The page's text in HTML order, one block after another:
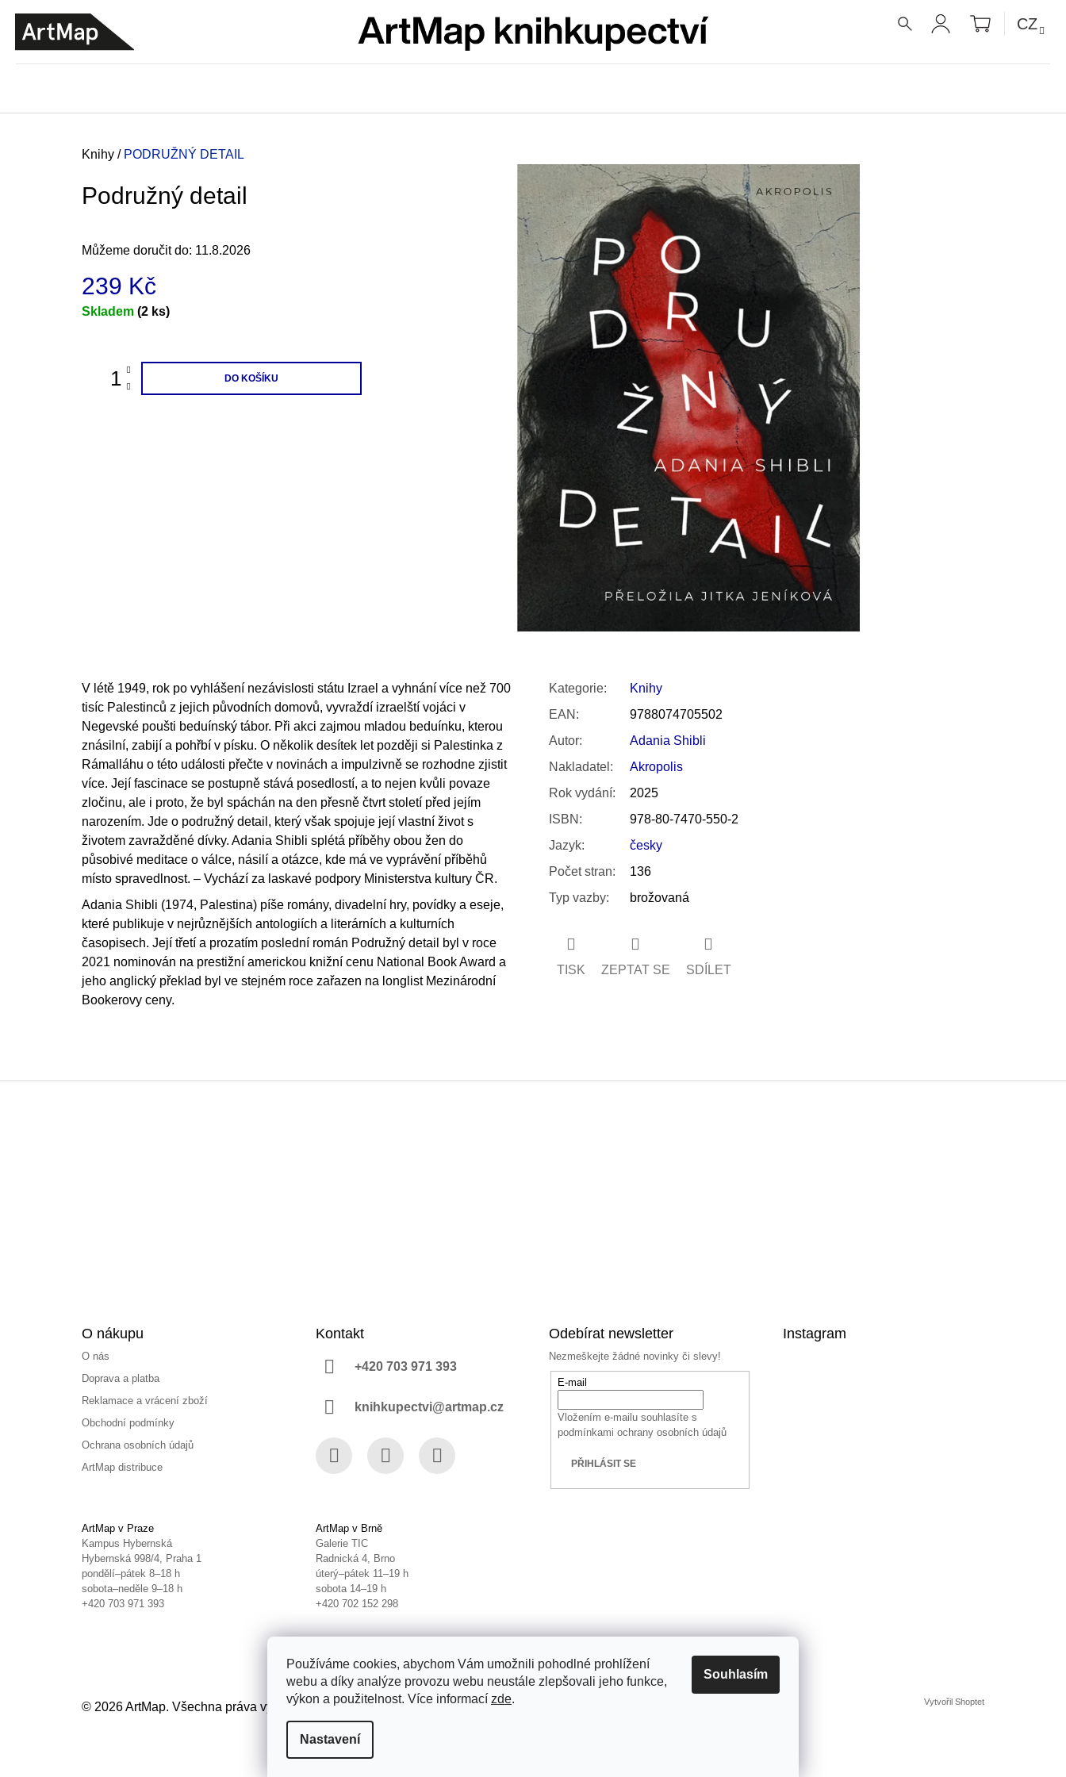
Používáme cookies, abychom Vám umožnili pohodlné prohlížení
webu a díky analýze provozu webu neustále zlepšovali jeho funkce,
výkon a použitelnost. Více informací zde.
Nastavení
Souhlasím
PŘIHLÁŠENÍ
NÁKUPNÍ
KOŠÍK
CZ
Domů
Knihy / PODRUŽNÝ DETAIL
Podružný detail
Můžeme doručit do: 11.8.2026
239 Kč
Měrná
Skladem (2 ks)
DO KOŠÍKU
V létě 1949, rok po vyhlášení nezávislosti státu Izrael a vyhnání více než 700
tisíc Palestinců z jejich původních domovů, vyvraždí izraelští vojáci v
Negevské poušti beduínský tábor. Při akci zajmou mladou beduínku, kterou
znásilní, zabijí a pohřbí v písku. O několik desítek let později si Palestinka z
Rámalláhu o této události přečte v novinách a impulzivně se rozhodne zjistit
více. Její fascinace se postupně stává posedlostí, a to nejen kvůli povaze
zločinu, ale i proto, že byl spáchán na den přesně čtvrt století před jejím
narozením. Jde o podružný detail, který však spojuje její vlastní život s
životem zavražděné dívky. Adania Shibli splétá příběhy obou žen do
působivé meditace o válce, násilí a otázce, kde má ve vyprávění příběhů
místo spravedlnost. – Vychází za laskavé podpory Ministerstva kultury ČR.
Adania Shibli (1974, Palestina) píše romány, divadelní hry, povídky a eseje,
které publikuje v nejrůznějších antologiích a literárních a kulturních
časopisech. Její třetí a prozatím poslední román Podružný detail byl v roce
2021 nominován na prestižní americkou knižní cenu National Book Award a
jeho anglický překlad byl ve stejném roce zařazen na longlist Mezinárodní
Bookerovy ceny.
Kategorie:
Knihy
EAN :
9788074705502
Autor:
Adania Shibli
Nakladatel :
Akropolis
Rok vydání:
2025
ISBN :
978-80-7470-550-2
Jazyk:
česky
Počet stran:
136
Typ vazby: brožovaná
TISK ZEPTAT SE SDÍLET
ZPĚT
DO
OBCHODU
ZPĚT
DO
OBCHODU
200 Kč
VÝVAR
NEJEN ROMSKÉ RECEPTY PRO
SNESITELNĚJŠÍ KLIMA
300 Kč
Původně: 350 Kč
O nákupu
O nás
Doprava a platba
Reklamace a vrácení zboží
Obchodní podmínky
Ochrana osobních údajů
ArtMap distribuce
Kontakt
+420 703 971 393
knihkupectvi@artmap.cz
Odebírat newsletter
Nezmeškejte žádné novinky či slevy!
E-mail
Vložením e-mailu souhlasíte s
podmínkami ochrany osobních údajů
PŘIHLÁSIT SE
Instagram
ArtMap v Praze
Kampus Hybernská
Hybernská 998/4, Praha 1
pondělí–pátek 8–18 h
sobota–neděle 9–18 h
+420 703 971 393
ArtMap v Brně
Galerie TIC
Radnická 4, Brno
úterý–pátek 11–19 h
sobota 14–19 h
+420 702 152 298
© 2026 ArtMap. Všechna práva vyhrazena.Upravit nastavení cookies